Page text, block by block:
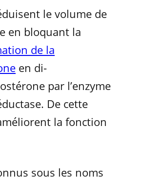
le volume de
en bloquant la
de la
en di-
par l’enzyme
De cette
la fonction
sous les noms